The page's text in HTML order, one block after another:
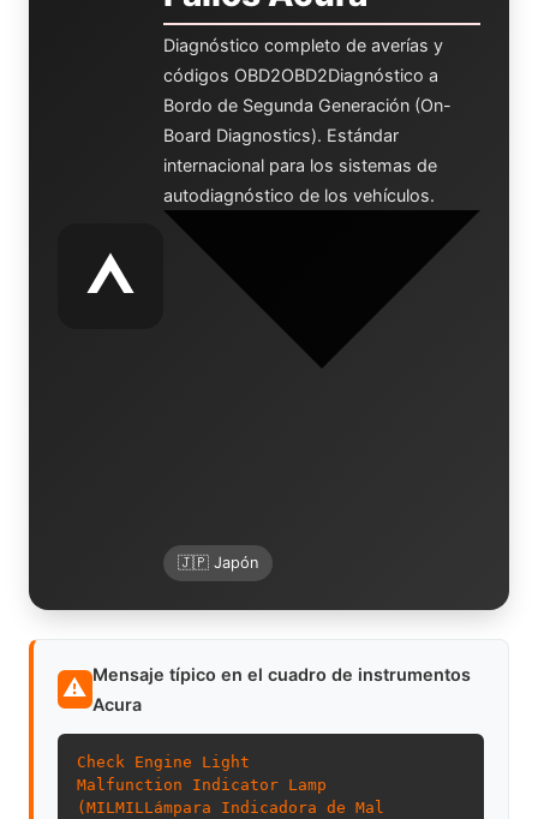
Diagnóstico completo de averías y
códigos OBD2OBD2Diagnóstico a
Bordo de Segunda Generación (On-
Board Diagnostics). Estándar
internacional para los sistemas de
autodiagnóstico de los vehículos.
🇯🇵 Japón
⚠ Mensaje típico en el cuadro de instrumentos
Acura
Check Engine Light
Malfunction Indicator Lamp
( MIL MIL Lámpara Indicadora de Mal